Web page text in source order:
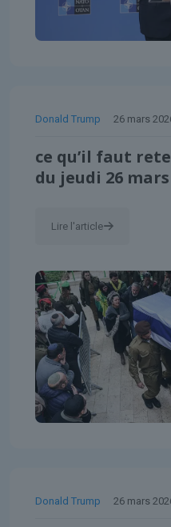
Donald Trump 26 mars
ce qu’il faut
du jeudi 26 mars
Lire l'article
Donald Trump 26 mars